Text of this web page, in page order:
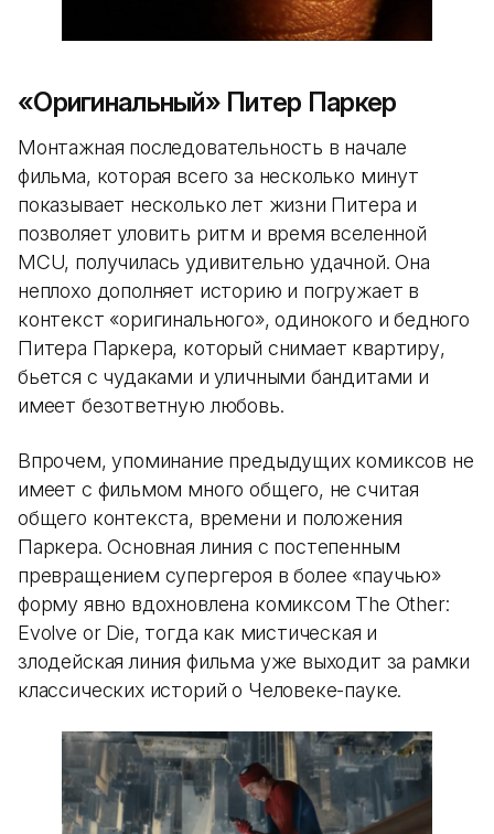
«Оригинальный» Питер Паркер
Монтажная последовательность в начале
фильма, которая всего за несколько минут
показывает несколько лет жизни Питера и
позволяет уловить ритм и время вселенной
MCU, получилась удивительно удачной. Она
неплохо дополняет историю и погружает в
контекст «оригинального», одинокого и бедного
Питера Паркера, который снимает квартиру,
бьется с чудаками и уличными бандитами и
имеет безответную любовь.
Впрочем, упоминание предыдущих комиксов не
имеет с фильмом много общего, не считая
общего контекста, времени и положения
Паркера. Основная линия с постепенным
превращением супергероя в более «паучью»
форму явно вдохновлена комиксом The Other:
Evolve or Die, тогда как мистическая и
злодейская линия фильма уже выходит за рамки
классических историй о Человеке-пауке.